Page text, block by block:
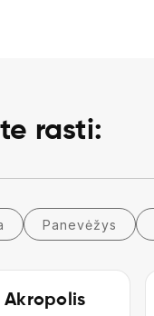
rasti:
Panevėžys
Akropolis